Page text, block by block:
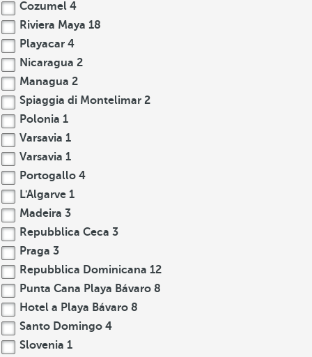
Cozumel 4
Riviera Maya 18
Playacar 4
Nicaragua 2
Managua 2
Spiaggia di Montelimar 2
Polonia 1
Varsavia 1
Varsavia 1
Portogallo 4
L'Algarve 1
Madeira 3
Repubblica Ceca 3
Praga 3
Repubblica Dominicana 12
Punta Cana Playa Bávaro 8
Hotel a Playa Bávaro 8
Santo Domingo 4
Slovenia 1